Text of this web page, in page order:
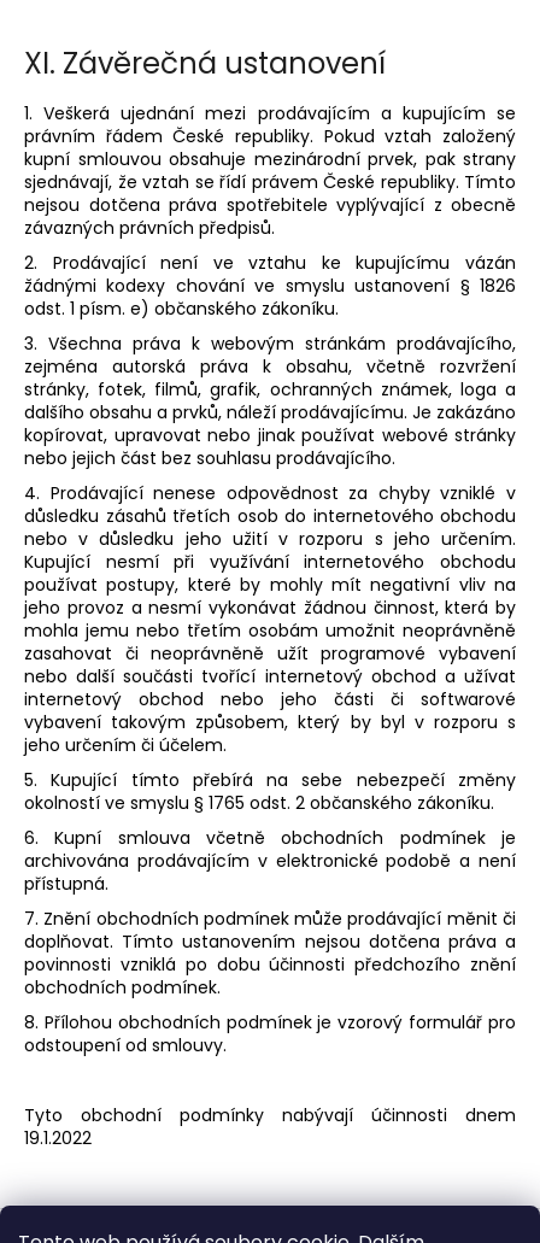
XI. Závěrečná ustanovení
1. Veškerá ujednání mezi prodávajícím a kupujícím se
právním řádem České republiky. Pokud vztah založený
kupní smlouvou obsahuje mezinárodní prvek, pak strany
sjednávají, že vztah se řídí právem České republiky. Tímto
nejsou dotčena práva spotřebitele vyplývající z obecně
závazných právních předpisů.
2. Prodávající není ve vztahu ke kupujícímu vázán
žádnými kodexy chování ve smyslu ustanovení § 1826
odst. 1 písm. e) občanského zákoníku.
3. Všechna práva k webovým stránkám prodávajícího,
zejména autorská práva k obsahu, včetně rozvržení
stránky, fotek, filmů, grafik, ochranných známek, loga a
dalšího obsahu a prvků, náleží prodávajícímu. Je zakázáno
kopírovat, upravovat nebo jinak používat webové stránky
nebo jejich část bez souhlasu prodávajícího.
4. Prodávající nenese odpovědnost za chyby vzniklé v
důsledku zásahů třetích osob do internetového obchodu
nebo v důsledku jeho užití v rozporu s jeho určením.
Kupující nesmí při využívání internetového obchodu
používat postupy, které by mohly mít negativní vliv na
jeho provoz a nesmí vykonávat žádnou činnost, která by
mohla jemu nebo třetím osobám umožnit neoprávněně
zasahovat či neoprávněně užít programové vybavení
nebo další součásti tvořící internetový obchod a užívat
internetový obchod nebo jeho části či softwarové
vybavení takovým způsobem, který by byl v rozporu s
jeho určením či účelem.
5. Kupující tímto přebírá na sebe nebezpečí změny
okolností ve smyslu § 1765 odst. 2 občanského zákoníku.
6. Kupní smlouva včetně obchodních podmínek je
archivována prodávajícím v elektronické podobě a není
přístupná.
7. Znění obchodních podmínek může prodávající měnit či
doplňovat. Tímto ustanovením nejsou dotčena práva a
povinnosti vzniklá po dobu účinnosti předchozího znění
obchodních podmínek.
8. Přílohou obchodních podmínek je vzorový formulář pro
odstoupení od smlouvy.
Tyto obchodní podmínky nabývají účinnosti dnem
19.1.2022
Z